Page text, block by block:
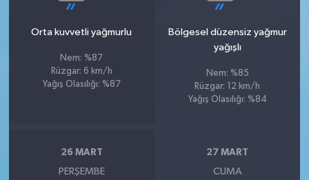
Orta kuvvetli yağmurlu
Nem: %87
Rüzgar: 6 km/h
Yağış Olasılığı: %87
Bölgesel düzensiz yağmur
yağışlı
Nem: %85
Rüzgar: 12 km/h
Yağış Olasılığı: %84
26 MART
PERŞEMBE
27 MART
CUMA